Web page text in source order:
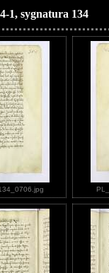
1, sygnatura 134